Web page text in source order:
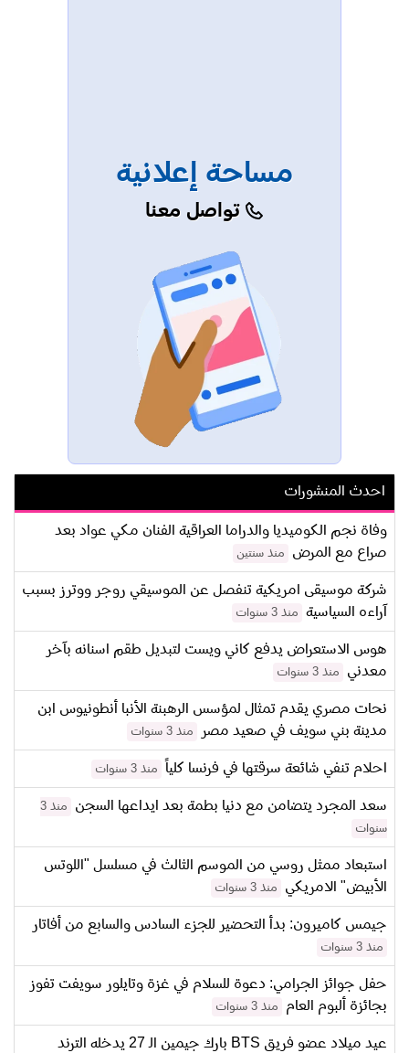
مساحة إعلانية
تواصل معنا
احدث المنشورات
وفاة نجم الكوميديا والدراما العراقية الفنان مكي عواد بعد
صراع مع المرض
منذ سنتين
شركة موسيقى امريكية تنفصل عن الموسيقي روجر ووترز بسبب
آراءه السياسية
منذ 3 سنوات
هوس الاستعراض يدفع كاني ويست لتبديل طقم اسنانه بآخر
معدني
منذ 3 سنوات
نحات مصري يقدم تمثال لمؤسس الرهبنة الأنبا أنطونيوس ابن
مدينة بني سويف في صعيد مصر
منذ 3 سنوات
احلام تنفي شائعة سرقتها في فرنسا كلياً منذ 3 سنوات
سعد المجرد يتضامن مع دنيا بطمة بعد ايداعها السجن
منذ 3
سنوات
استبعاد ممثل روسي من الموسم الثالث في مسلسل "اللوتس
الأبيض" الامريكي
منذ 3 سنوات
جيمس كاميرون: بدأ التحضير للجزء السادس والسابع من أفاتار
منذ 3 سنوات
حفل جوائز الجرامي: دعوة للسلام في غزة وتايلور سويفت تفوز
بجائزة ألبوم العام
منذ 3 سنوات
عيد ميلاد عضو فريق BTS بارك جيمين الـ 27 يدخله الترند